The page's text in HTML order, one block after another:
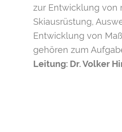
zur Entwicklung von
Skiausrüstung,
Entwicklung von
gehören zum
Leitung: Dr. Volker